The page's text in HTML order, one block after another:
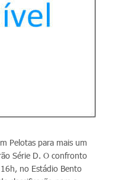
Pelotas para mais um
Série D. O confronto
no Estádio Bento